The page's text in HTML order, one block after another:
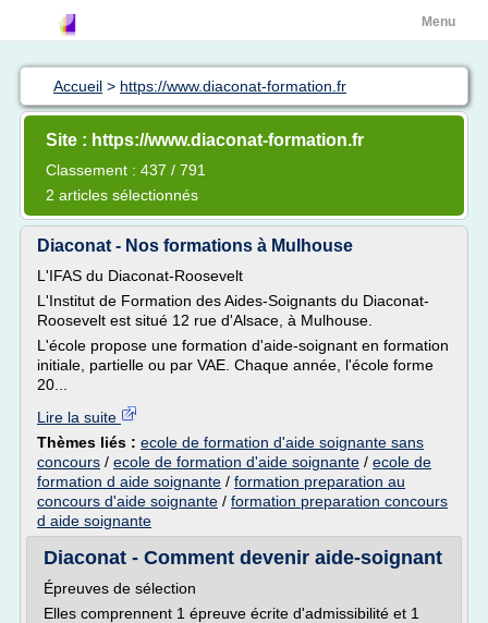
Menu
Accueil > https://www.diaconat-formation.fr
Site : https://www.diaconat-formation.fr
Classement : 437 / 791
2 articles sélectionnés
Diaconat - Nos formations à Mulhouse
L'IFAS du Diaconat-Roosevelt
L'Institut de Formation des Aides-Soignants du Diaconat-
Roosevelt est situé 12 rue d'Alsace, à Mulhouse.
L'école propose une formation d'aide-soignant en formation
initiale, partielle ou par VAE. Chaque année, l'école forme
20...
Lire la suite
Thèmes liés : ecole de formation d'aide soignante sans
concours / ecole de formation d'aide soignante / ecole de
formation d aide soignante / formation preparation au
concours d'aide soignante / formation preparation concours
d aide soignante
Diaconat - Comment devenir aide-soignant
Épreuves de sélection
Elles comprennent 1 épreuve écrite d'admissibilité et 1